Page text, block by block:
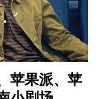
苹果派、苹